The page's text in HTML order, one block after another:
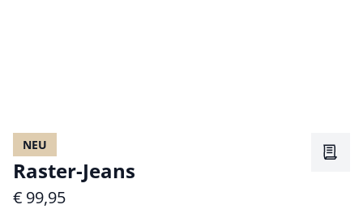
NEU
Raster-Jeans
€ 99,95